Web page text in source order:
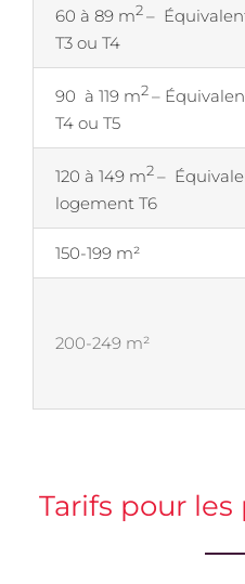
60 à 89 m2 –
T3 ou T4
90 à 119 m2 –
T4 ou T5
120 à 149 m2 –
logement T6
150-199 m²
200-249 m²
Tarifs pour